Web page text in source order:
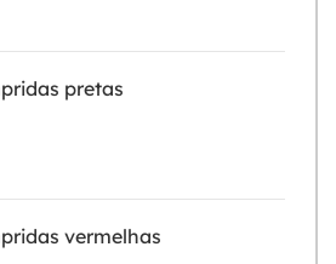
pretas
vermelhas